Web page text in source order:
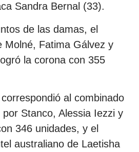
Sandra Bernal (33).
de las damas, el
Molné, Fatima Gálvez y
la corona con 355
al combinado
Stanco, Alessia Iezzi y
346 unidades, y el
australiano de Laetisha